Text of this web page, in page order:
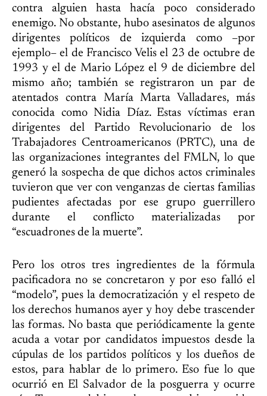
contra alguien hasta hacía poco considerado
enemigo. No obstante, hubo asesinatos de algunos
dirigentes políticos de izquierda como –por
ejemplo– el de Francisco Velis el 23 de octubre de
1993 y el de Mario López el 9 de diciembre del
mismo año; también se registraron un par de
atentados contra María Marta Valladares, más
conocida como Nidia Díaz. Estas víctimas eran
dirigentes del Partido Revolucionario de los
Trabajadores Centroamericanos (PRTC), una de
las organizaciones integrantes del FMLN, lo que
generó la sospecha de que dichos actos criminales
tuvieron que ver con venganzas de ciertas familias
pudientes afectadas por ese grupo guerrillero
durante el conflicto materializadas por
“escuadrones de la muerte”.
Pero los otros tres ingredientes de la fórmula
pacificadora no se concretaron y por eso falló el
“modelo”, pues la democratización y el respeto de
los derechos humanos ayer y hoy debe trascender
las formas. No basta que periódicamente la gente
acuda a votar por candidatos impuestos desde la
cúpulas de los partidos políticos y los dueños de
estos, para hablar de lo primero. Eso fue lo que
ocurrió en El Salvador de la posguerra y ocurre